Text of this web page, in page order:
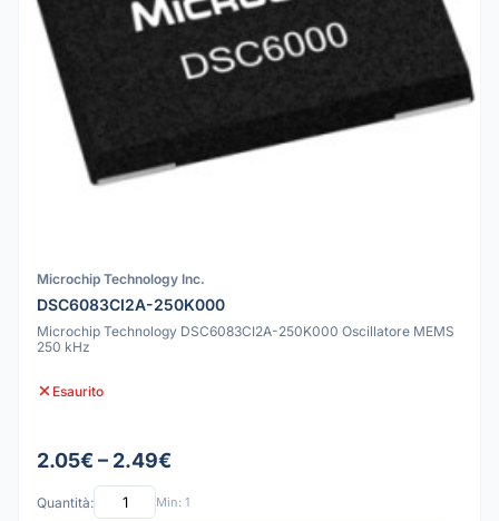
Microchip Technology Inc.
DSC6083CI2A-250K000
Microchip Technology DSC6083CI2A-250K000 Oscillatore MEMS
250 kHz
Esaurito
2.05€ – 2.49€
Quantità: Min: 1